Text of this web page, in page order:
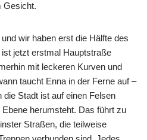
Gesicht.
wir haben erst die Hälfte des
jetzt erstmal Hauptstraße
mit leckeren Kurven und
taucht Enna in der Ferne auf –
Stadt ist auf einen Felsen
herumsteht. Das führt zu
Straßen, die teilweise